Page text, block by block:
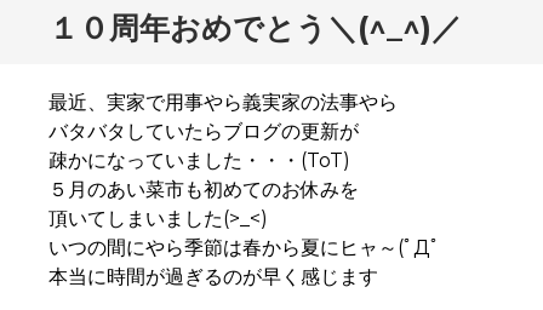
１０周年おめでとう＼(^_^)／
最近、実家で用事やら義実家の法事やら
バタバタしていたらブログの更新が
疎かになっていました・・・(ToT)
５月のあい菜市も初めてのお休みを
頂いてしまいました(>_<)
いつの間にやら季節は春から夏にヒャ～(ﾟДﾟ
本当に時間が過ぎるのが早く感じます